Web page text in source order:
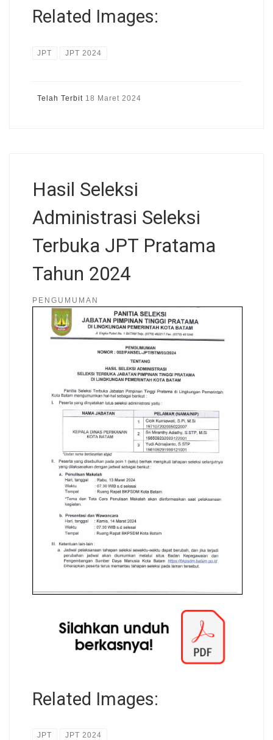
Related Images:
JPT JPT 2024
Telah Terbit 18 Maret 2024
Hasil Seleksi
Administrasi Seleksi
Terbuka JPT Pratama
Tahun 2024
PENGUMUMAN
Related Images:
JPT JPT 2024